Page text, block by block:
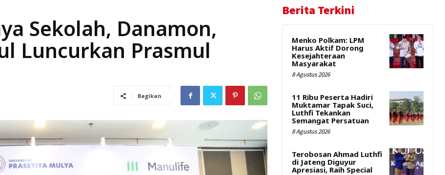
Sekolah, Danamon,
Luncurkan Prasmul
Bagikan
Berita Terkini
Menko Polkam: LPM
Harus Aktif Dorong
Kesejahteraan
Masyarakat
8 Agustus 2026
11 Ribu Peserta Hadiri
Muktamar Tapak Suci,
Luthfi Tekankan
Semangat Persatuan
8 Agustus 2026
Terobosan Ahmad Luthfi
di Jateng Diguyur
Apresiasi, Raih Special